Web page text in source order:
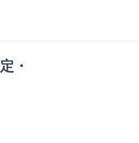
・